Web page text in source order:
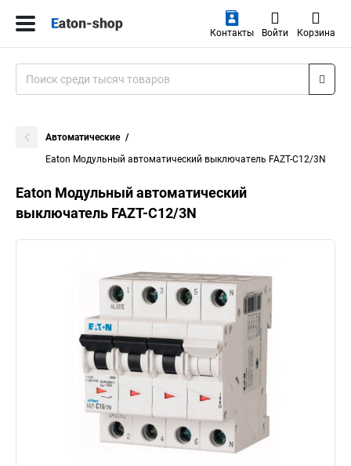
Контакты Войти Корзина
Автоматические
Eaton Модульный автоматический выключатель FAZT-C12/3N
Eaton Модульный автоматический
выключатель FAZT-C12/3N